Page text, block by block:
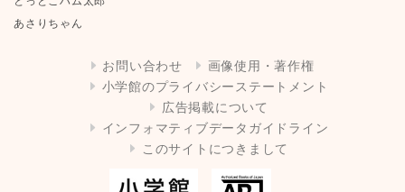
あさりちゃん
お問い合わせ
画像使用・著作権
小学館のプライバシーステートメント
広告掲載について
インフォマティブデータガイドライン
このサイトにつきまして